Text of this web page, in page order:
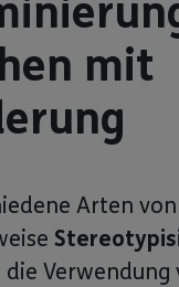
mit
Arten
die Verwendung